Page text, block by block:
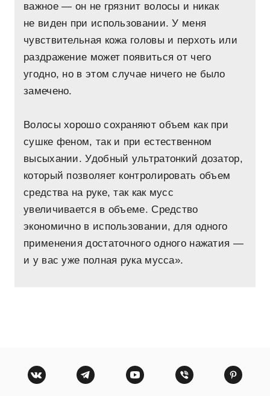
важное — он не грязнит волосы и никак
не виден при использовании. У меня
чувствительная кожа головы и перхоть или
раздражение может появиться от чего
угодно, но в этом случае ничего не было
замечено.
Волосы хорошо сохраняют объем как при
сушке феном, так и при естественном
высыхании. Удобный ультратонкий дозатор,
который позволяет контролировать объем
средства на руке, так как мусс
увеличивается в объеме. Средство
экономично в использовании, для одного
применения достаточного одного нажатия —
и у вас уже полная рука мусса».